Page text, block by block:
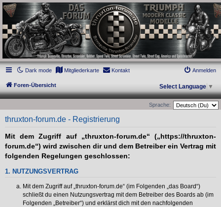
thruxton-forum.de
DAS FORUM! Alles rund um die Triumph Modern Classic Modelle. Das Forum für
die New Bonneville Baureihen ab BJ 2001. Triumph Bonneville, Thruxton,
Scrambler, Bobber, Speed Twin, Street Scrambler, Street Twin, Street Cup, America
und Speedmaster.
Dark mode
Mitgliederkarte Kontakt Anmelden
Foren-Übersicht Select Language ▼
Sprache:
thruxton-forum.de - Registrierung
Mit dem Zugriff auf „thruxton-forum.de“ („https://thruxton-
forum.de“) wird zwischen dir und dem Betreiber ein Vertrag mit
folgenden Regelungen geschlossen:
1. NUTZUNGSVERTRAG
Mit dem Zugriff auf „thruxton-forum.de“ (im Folgenden „das Board“)
schließt du einen Nutzungsvertrag mit dem Betreiber des Boards ab (im
Folgenden „Betreiber“) und erklärst dich mit den nachfolgenden